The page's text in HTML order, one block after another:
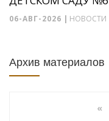
06-АВГ-2026 | НОВОСТИ
Архив материалов
«